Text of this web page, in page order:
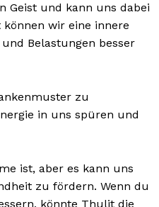
Geist und kann uns dabei
wir eine innere
Belastungen besser
zu
in uns spüren und
ist, aber es kann uns
zu fördern. Wenn du
könnte Thulit die